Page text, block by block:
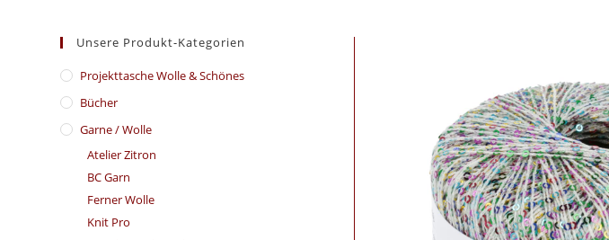
Unsere Produkt-Kategorien
​Projekttasche Wolle & Schönes
Bücher
Garne / Wolle
Atelier Zitron
BC Garn
Ferner Wolle
Knit Pro